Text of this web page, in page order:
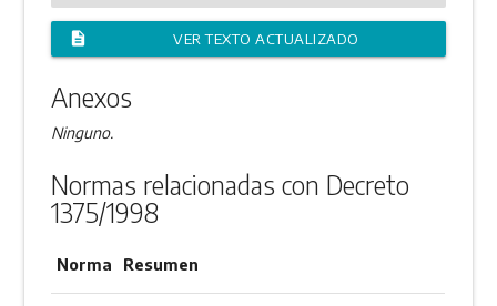
description VER TEXTO ACTUALIZADO
Anexos
Ninguno.
Normas relacionadas con Decreto
1375/1998
Norma Resumen